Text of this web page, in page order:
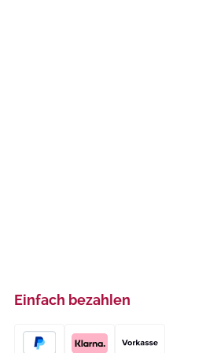
Einfach bezahlen